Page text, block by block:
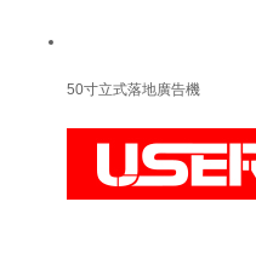
50寸立式落地廣告機